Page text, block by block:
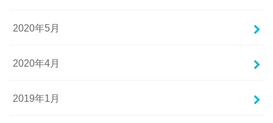
2020年5月
2020年4月
2019年1月